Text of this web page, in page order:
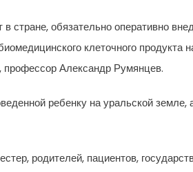
стране, обязательно оперативно
клеточного продукта
профессор Александр Румянцев.
ребенку на уральской земле,
родителей, пациентов,